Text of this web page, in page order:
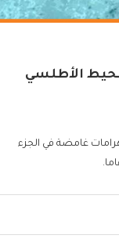
الأطلسي
غامضة في الجزء